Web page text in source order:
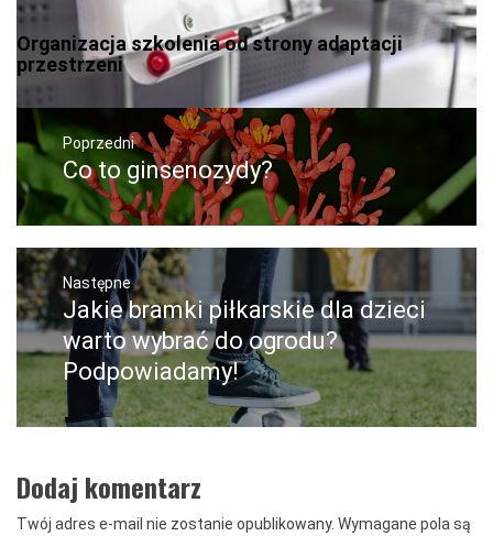
Organizacja szkolenia od strony adaptacji
przestrzeni
Nawigacja
wpisuPoprzedni
Poprzedni
wpis:
Co to ginsenozydy?
Następne
Następny
post:
Jakie bramki piłkarskie dla dzieci
warto wybrać do ogrodu?
Podpowiadamy!
Dodaj komentarz
Twój adres e-mail nie zostanie opublikowany. Wymagane pola są